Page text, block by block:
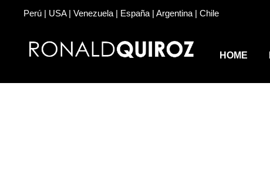
Perú | USA | Venezuela | España | Argentina | Chile
HOME